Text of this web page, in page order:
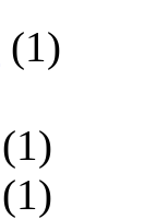
(1)
(1)
(1)